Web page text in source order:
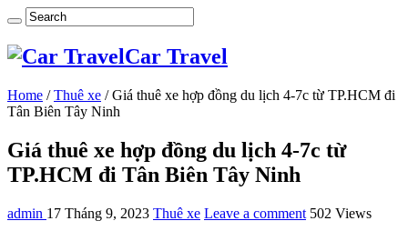
Car Travel
Home / Thuê xe / Giá thuê xe hợp đồng du lịch 4-7c từ TP.HCM đi
Tân Biên Tây Ninh
Giá thuê xe hợp đồng du lịch 4-7c từ
TP.HCM đi Tân Biên Tây Ninh
admin 17 Tháng 9, 2023 Thuê xe Leave a comment 502 Views